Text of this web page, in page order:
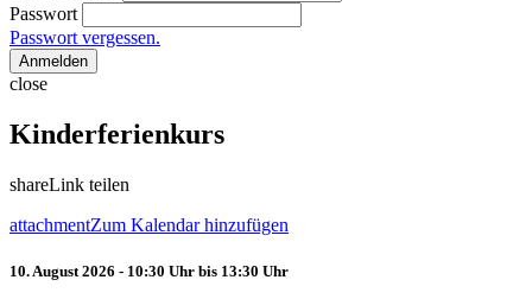
Passwort
Passwort vergessen.
Anmelden
close
Kinderferienkurs
shareLink teilen
attachmentZum Kalendar hinzufügen
10. August 2026 - 10:30 Uhr bis 13:30 Uhr